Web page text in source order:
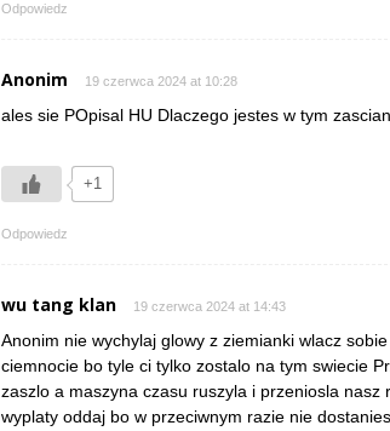
Odpowiedz
Anonim 19 czerwca 2024 at 10:28
ales sie POpisal HU Dlaczego jestes w tym
+1
Odpowiedz
wu tang klan 19 czerwca 2024 at 14:43
Anonim nie wychylaj glowy z ziemianki wlacz
ciemnocie bo tyle ci tylko zostalo na tym swiecie
zaszlo a maszyna czasu ruszyla i przeniosla
wyplaty oddaj bo w przeciwnym razie nie